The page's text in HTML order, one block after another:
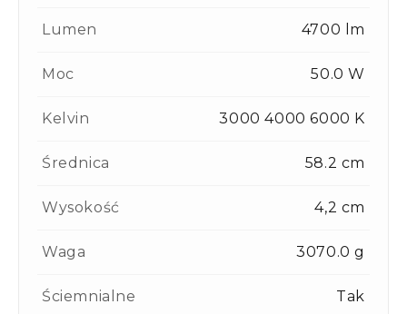
Lumen 4700 lm
Moc 50.0 W
Kelvin 3000 4000 6000 K
Średnica 58.2 cm
Wysokość 4,2 cm
Waga 3070.0 g
Ściemnialne Tak